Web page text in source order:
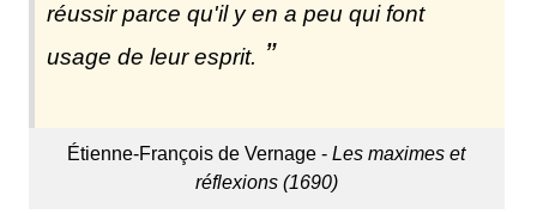
réussir parce qu'il y en a peu qui font
usage de leur esprit.
Étienne-François de Vernage -Les maximes et
réflexions (1690)